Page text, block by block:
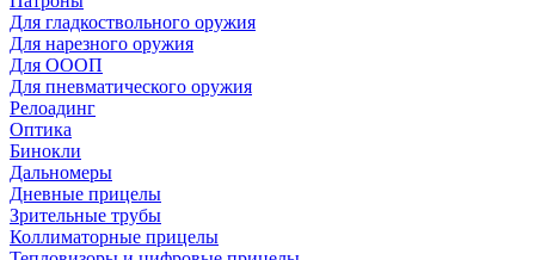
Для гладкоствольного оружия
Для нарезного оружия
Для ОООП
Для пневматического оружия
Релоадинг
Оптика
Бинокли
Дальномеры
Дневные прицелы
Зрительные трубы
Коллиматорные прицелы